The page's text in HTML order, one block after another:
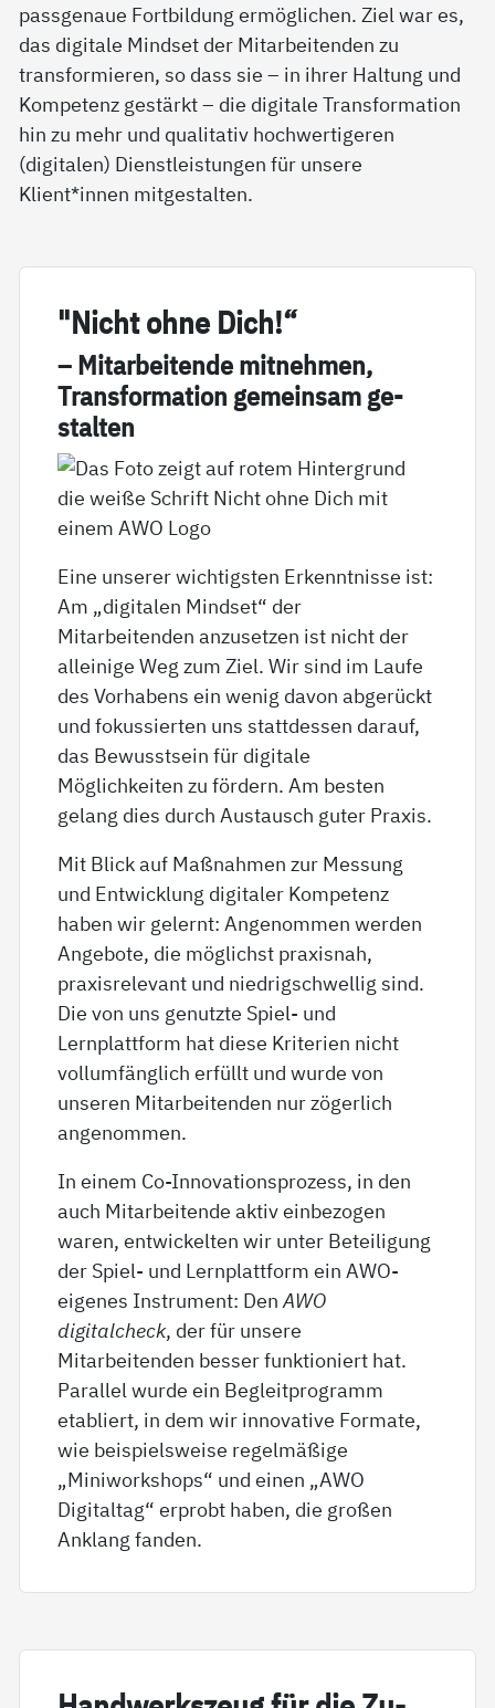
passgenaue Fortbildung ermöglichen. Ziel war es,
das digitale Mindset der Mitarbeitenden zu
transformieren, so dass sie – in ihrer Haltung und
Kompetenz gestärkt – die digitale Transformation
hin zu mehr und qualitativ hochwertigeren
(digitalen) Dienstleistungen für unsere
Klient*innen mitgestalten.
"Nicht oh­ne Dich!“
– Mit­ar­bei­ten­de mit­neh­men,
Trans­for­ma­ti­on ge­mein­sam ge­
stal­ten
Eine unserer wichtigsten Erkenntnisse ist:
Am „digitalen Mindset“ der
Mitarbeitenden anzusetzen ist nicht der
alleinige Weg zum Ziel. Wir sind im Laufe
des Vorhabens ein wenig davon abgerückt
und fokussierten uns stattdessen darauf,
das Bewusstsein für digitale
Möglichkeiten zu fördern. Am besten
gelang dies durch Austausch guter Praxis.
Mit Blick auf Maßnahmen zur Messung
und Entwicklung digitaler Kompetenz
haben wir gelernt: Angenommen werden
Angebote, die möglichst praxisnah,
praxisrelevant und niedrigschwellig sind.
Die von uns genutzte Spiel- und
Lernplattform hat diese Kriterien nicht
vollumfänglich erfüllt und wurde von
unseren Mitarbeitenden nur zögerlich
angenommen.
In einem Co-Innovationsprozess, in den
auch Mitarbeitende aktiv einbezogen
waren, entwickelten wir unter Beteiligung
der Spiel- und Lernplattform ein AWO-
eigenes Instrument: DenAWO
digitalcheck, der für unsere
Mitarbeitenden besser funktioniert hat.
Parallel wurde ein Begleitprogramm
etabliert, in dem wir innovative Formate,
wie beispielsweise regelmäßige
„Miniworkshops“ und einen „AWO
Digitaltag“ erprobt haben, die großen
Anklang fanden.